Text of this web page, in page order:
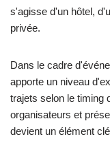
s'agisse d'un hôtel,
privée.
Dans le cadre
apporte un niveau
trajets selon le timing
organisateurs et
devient un élément